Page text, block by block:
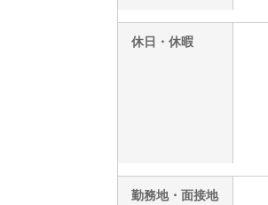
休日・休暇
勤務地・面接地